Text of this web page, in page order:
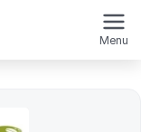
Menu